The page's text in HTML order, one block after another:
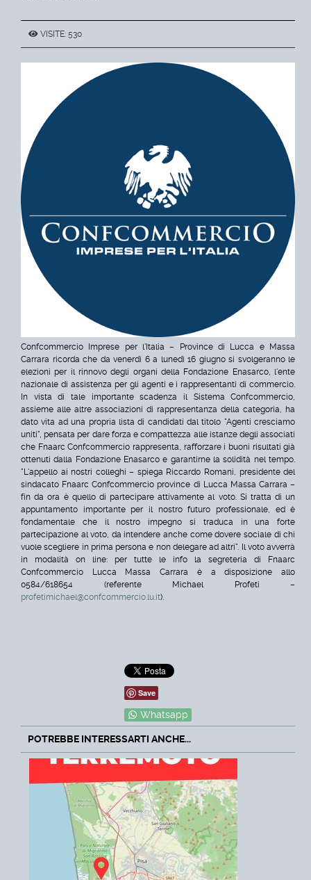
VISITE: 530
Confcommercio Imprese per l'Italia – Province di Lucca e Massa
Carrara ricorda che da venerdì 6 a lunedì 16 giugno si svolgeranno le
elezioni per il rinnovo degli organi della Fondazione Enasarco, l'ente
nazionale di assistenza per gli agenti e i rappresentanti di commercio.
In vista di tale importante scadenza il Sistema Confcommercio,
assieme alle altre associazioni di rappresentanza della categoria, ha
dato vita ad una propria lista di candidati dal titolo "Agenti cresciamo
uniti", pensata per dare forza e compattezza alle istanze degli associati
che Fnaarc Confcommercio rappresenta, rafforzare i buoni risultati già
ottenuti dalla Fondazione Enasarco e garantirne la solidità nel tempo.
"L'appello ai nostri colleghi – spiega Riccardo Romani, presidente del
sindacato Fnaarc Confcommercio province di Lucca Massa Carrara –
fin da ora è quello di partecipare attivamente al voto. Si tratta di un
appuntamento importante per il nostro futuro professionale, ed è
fondamentale che il nostro impegno si traduca in una forte
partecipazione al voto, da intendere anche come dovere sociale di chi
vuole scegliere in prima persona e non delegare ad altri". Il voto avverrà
in modalità on line: per tutte le info la segreteria di Fnaarc
Confcommercio Lucca Massa Carrara è a disposizione allo
0584/618654 (referente Michael Profeti –
profetimichael@confcommercio.lu.it).
Save
Whatsapp
POTREBBE INTERESSARTI ANCHE...